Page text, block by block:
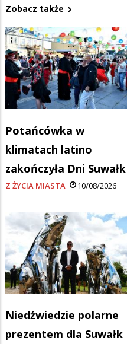
Zobacz także
Potańcówka w
klimatach latino
zakończyła Dni Suwałk
Z ŻYCIA MIASTA 10/08/2026
Niedźwiedzie polarne
prezentem dla Suwałk